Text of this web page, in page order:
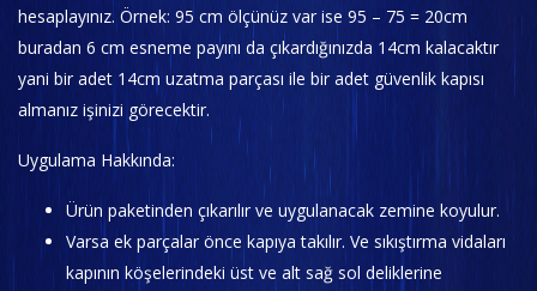
hesaplayınız. Örnek: 95 cm ölçünüz var ise 95 – 75 = 20cm
buradan 6 cm esneme payını da çıkardığınızda 14cm kalacaktır
yani bir adet 14cm uzatma parçası ile bir adet güvenlik kapısı
almanız işinizi görecektir.
Uygulama Hakkında:
Ürün paketinden çıkarılır ve uygulanacak zemine koyulur.
Varsa ek parçalar önce kapıya takılır. Ve sıkıştırma vidaları
kapının köşelerindeki üst ve alt sağ sol deliklerine